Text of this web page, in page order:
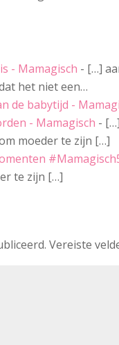
- Mamagisch - […]
het niet een…
de babytijd -
- Mamagisch -
moeder te zijn […]
te zijn […]
Vereiste